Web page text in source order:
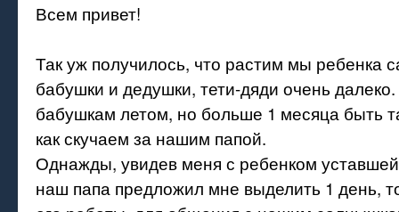
Всем привет!
Так уж получилось, что растим мы ребенка
бабушки и дедушки, тети-дяди очень
бабушкам летом, но больше 1 месяца быть
как скучаем за нашим папой.
Однажды, увидев меня с ребенком
наш папа предложил мне выделить 1 день,